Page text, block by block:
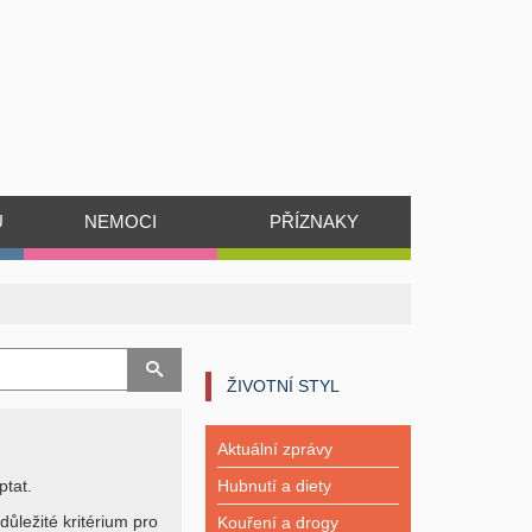
NEMOCI PŘÍZNAKY
kritérium pro
ŽIVOTNÍ STYL
Aktuální zprávy
Hubnutí a diety
Kouření a drogy